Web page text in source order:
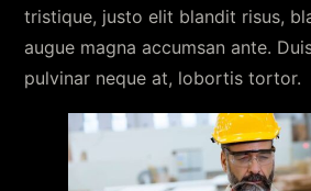
tristique, justo elit blandit risus,
augue magna accumsan ante.
pulvinar neque at, lobortis tortor.